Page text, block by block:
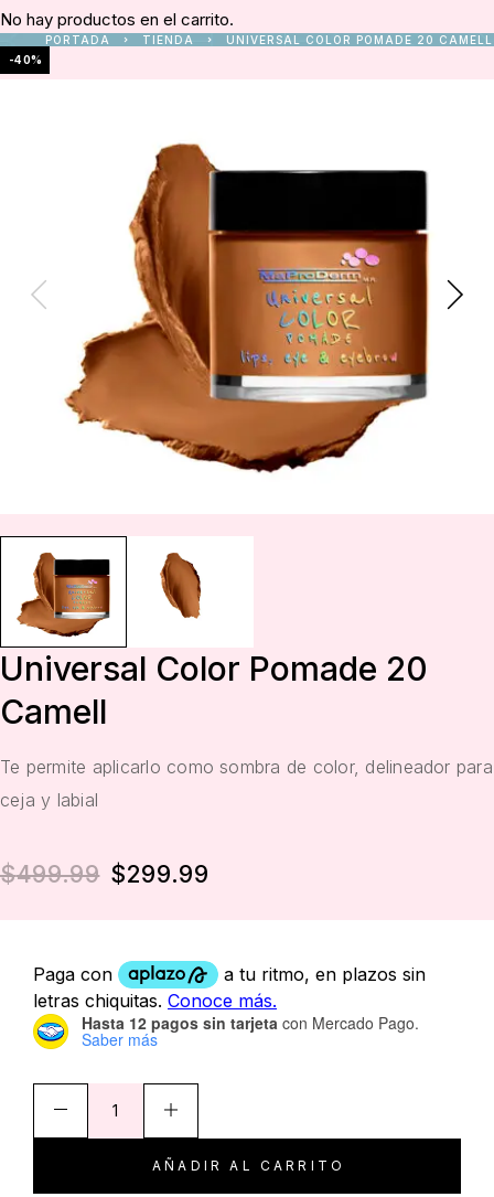
No hay productos en el carrito.
PORTADA TIENDA
UNIVERSAL COLOR POMADE 20 CAMELL
-40%
Universal Color Pomade 20
Camell
Te permite aplicarlo como sombra de color, delineador para
ceja y labial
$499.99 $299.99
Hasta 12 pagos sin tarjeta con Mercado Pago.
Saber más
AÑADIR AL CARRITO